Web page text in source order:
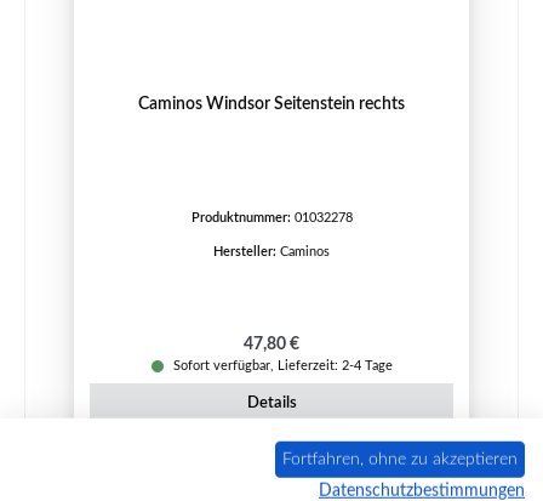
Caminos Windsor Seitenstein rechts
Produktnummer: 01032278
Hersteller: Caminos
Regulärer Preis:
47,80 €
Sofort verfügbar, Lieferzeit: 2-4 Tage
Details
Fortfahren, ohne zu akzeptieren
Datenschutzbestimmungen